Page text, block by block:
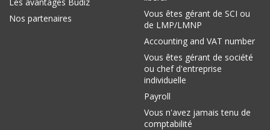
Nos partenaires
Vous êtes gérant de SCI ou
de LMP/LMNP
Accounting and VAT number
Vous êtes gérant de société
ou chef d'entreprise
individuelle
Payroll
Vous n'avez jamais tenu de
comptabilité